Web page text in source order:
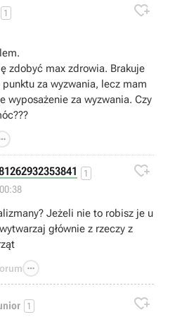
1 
zdobyć max zdrowia. Brakuje
za wyzwania, lecz mam
wyposażenie za wyzwania. Czy
1 
Jeżeli nie to robisz je u
głównie z rzeczy z

1 